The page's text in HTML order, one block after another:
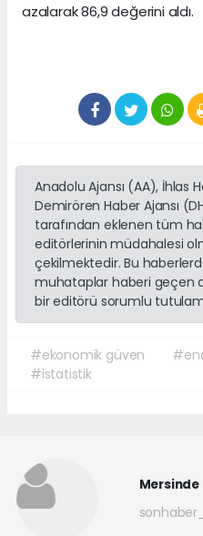
azalarak 86,9 değerini aldı.
Anadolu Ajansı (AA), İhlas
Demirören Haber Ajansı
tarafından eklenen tüm
editörlerinin müdahalesi
çekilmektedir. Bu
muhataplar haberi geçen
bir editörü sorumlu
#ekonomik güven
#istatistik